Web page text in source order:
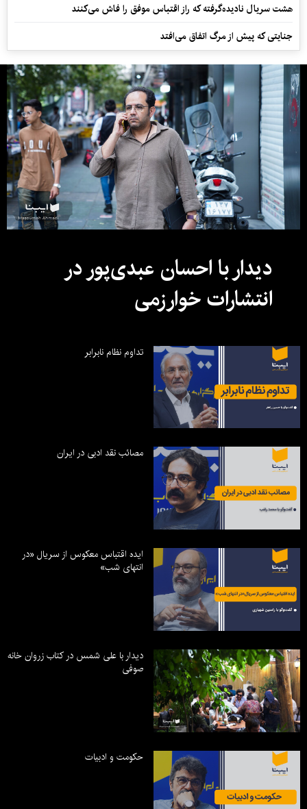
هشت سریال نادیده‌گرفته که راز اقتباس موفق را فاش می‌کنند
جنایتی که پیش از مرگ اتفاق می‌افتد
دیدار با احسان عبدی‌پور در
انتشارات خوارزمی
تداوم نظام نابرابر
مصائب نقد ادبی در ایران
ایده اقتباس معکوس از سریال «در
انتهای شب»
دیدار با علی شمس در کتاب زروان خانه
صوفی
حکومت و ادبیات